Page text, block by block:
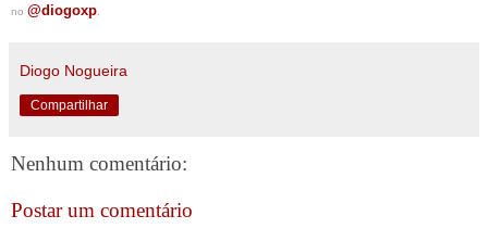
no @diogoxp
Diogo Nogueira
Compartilhar
Nenhum comentário:
Postar um comentário